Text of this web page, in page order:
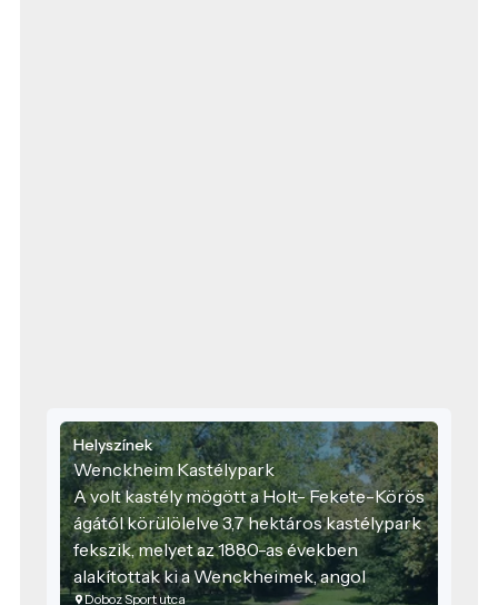
Helyszínek
Wenckheim Kastélypark
A volt kastély mögött a Holt- Fekete-Körös
ágától körülölelve 3,7 hektáros kastélypark
fekszik, melyet az 1880-as években
alakítottak ki a Wenckheimek, angol
Doboz Sport utca